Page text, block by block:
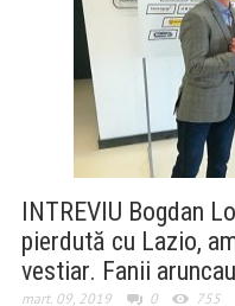
INTREVIU Bogdan
pierdută cu Lazio,
vestiar. Fanii
mart. 09, 2019 0 755